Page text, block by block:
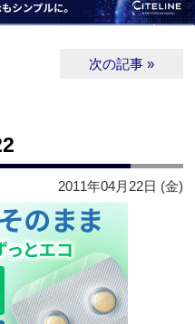
次の記事 »
2011年04月22日 (金)